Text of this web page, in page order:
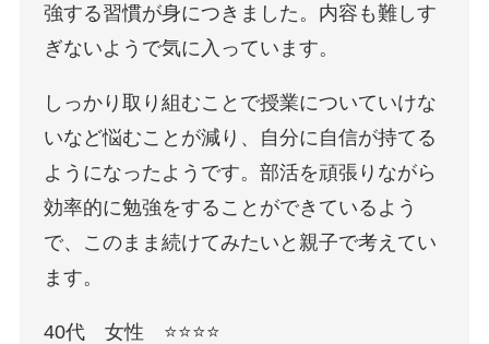
強する習慣が身につきました。内容も難しす
ぎないようで気に入っています。
しっかり取り組むことで授業についていけな
いなど悩むことが減り、自分に自信が持てる
ようになったようです。部活を頑張りながら
効率的に勉強をすることができているよう
で、このまま続けてみたいと親子で考えてい
ます。
40代 女性 ⭐️⭐️⭐️⭐️